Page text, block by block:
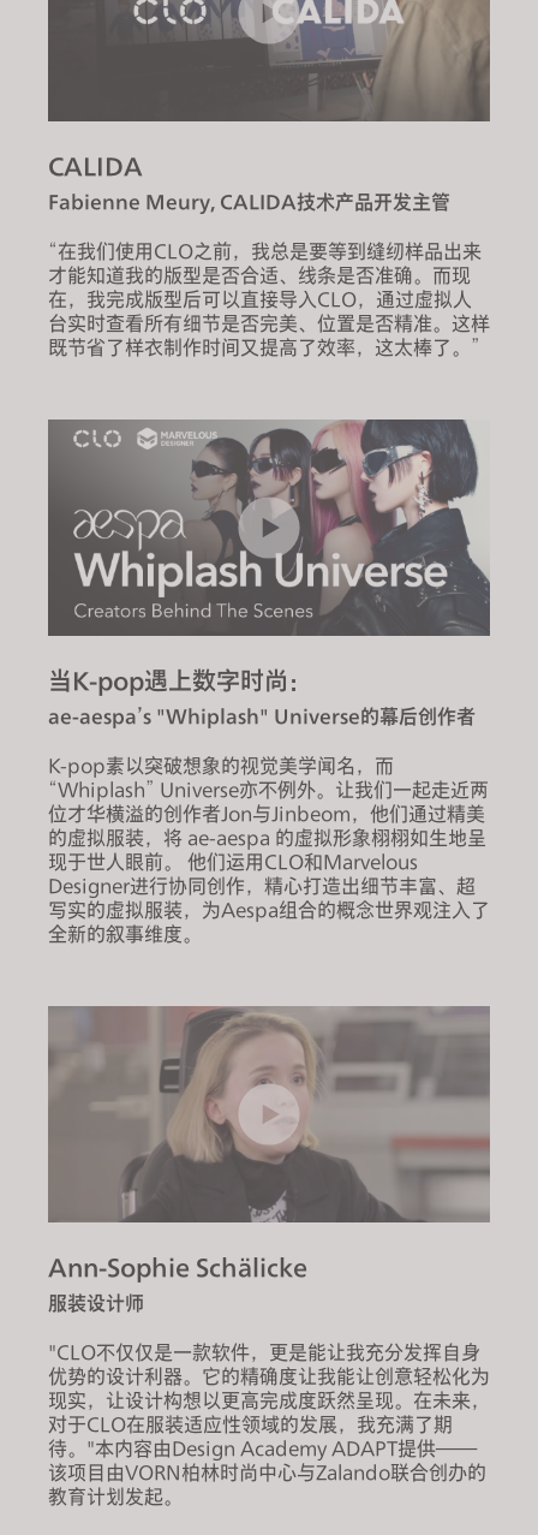
CALIDA
Fabienne Meury, CALIDA技术产品开发主管
“在我们使用CLO之前，我总是要等到缝纫样品出来
才能知道我的版型是否合适、线条是否准确。而现
在，我完成版型后可以直接导入CLO，通过虚拟人
台实时查看所有细节是否完美、位置是否精准。这样
既节省了样衣制作时间又提高了效率，这太棒了。”
当K-pop遇上数字时尚：
ae-aespa’s "Whiplash" Universe的幕后创作者
K-pop素以突破想象的视觉美学闻名，而
“Whiplash” Universe亦不例外。让我们一起走近两
位才华横溢的创作者Jon与Jinbeom，他们通过精美
的虚拟服装，将 ae-aespa 的虚拟形象栩栩如生地呈
现于世人眼前。 他们运用CLO和Marvelous
Designer进行协同创作，精心打造出细节丰富、超
写实的虚拟服装，为Aespa组合的概念世界观注入了
全新的叙事维度。
Ann-Sophie Schälicke
服装设计师
"CLO不仅仅是一款软件，更是能让我充分发挥自身
优势的设计利器。它的精确度让我能让创意轻松化为
现实，让设计构想以更高完成度跃然呈现。在未来，
对于CLO在服装适应性领域的发展，我充满了期
待。"本内容由Design Academy ADAPT提供——
该项目由VORN柏林时尚中心与Zalando联合创办的
教育计划发起。